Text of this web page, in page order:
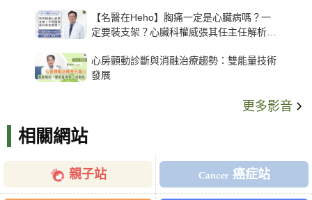
【名醫在Heho】胸痛一定是心臟病嗎？一
定要裝支架？心臟科權威張其任主任解析支
心房顫動診斷與消融治療趨勢：雙能量技術
發展
更多影音
相關網站
親子站 癌症站